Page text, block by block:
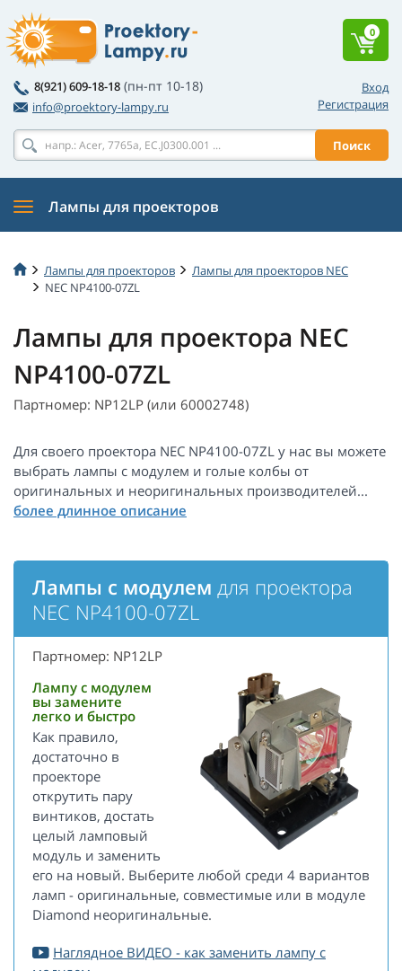
Вход
Регистрация
8(921) 609-18-18 (пн-пт 10-18)
info@proektory-lampy.ru
Поиск
0
Лампы для проекторов
Лампы для проекторов
Лампы для проекторов NEC
NEC NP4100-07ZL
Лампы для проектора NEC
NP4100-07ZL
Партномер: NP12LP (или 60002748)
Для своего проектора NEC NP4100-07ZL у нас вы можете
выбрать лампы с модулем и голые колбы от
оригинальных и неоригинальных производителей...
Лампы с модулем для проектора
NEC NP4100-07ZL
Партномер: NP12LP
Лампу с модулем
вы замените
легко и быстро
Как правило,
достаточно в
проекторе
открутить пару
винтиков, достать
целый ламповый
модуль и заменить
его на новый. Выберите любой среди 4 вариантов
ламп - оригинальные, совместимые или в модуле
Diamond неоригинальные.
Наглядное ВИДЕО - как заменить лампу с